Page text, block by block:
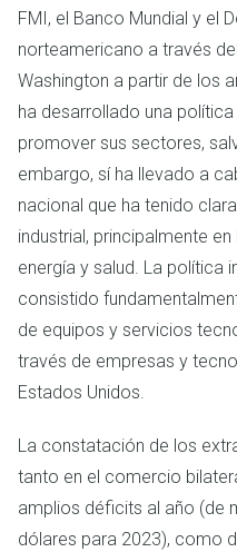
FMI, el Banco Mundial y el
norteamericano a través
Washington a partir de los
ha desarrollado una
promover sus sectores,
embargo, sí ha llevado a
nacional que ha tenido
industrial, principalmente
energía y salud. La política
consistido
de equipos y servicios
través de empresas y
Estados Unidos.
La constatación de los
tanto en el comercio
amplios déficits al año (de
dólares para 2023), como